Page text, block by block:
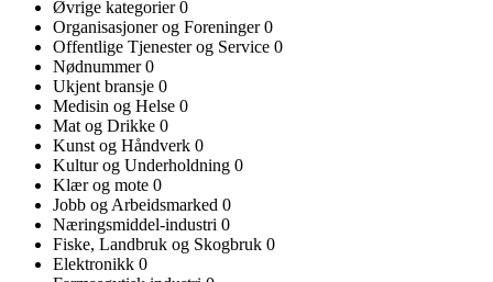
Øvrige kategorier0
Organisasjoner og Foreninger0
Offentlige Tjenester og Service 0
Nødnummer0
Ukjent bransje 0
Medisin og Helse 0
Mat og Drikke 0
Kunst og Håndverk 0
Kultur og Underholdning 0
Klær og mote 0
Jobb og Arbeidsmarked 0
Næringsmiddel-industri 0
Fiske, Landbruk og Skogbruk 0
Elektronikk 0